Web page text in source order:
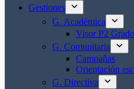
Gestiones
G. Académica
Visor P2
G. Comunitaria
Campañas
Orientación
G. Directiva